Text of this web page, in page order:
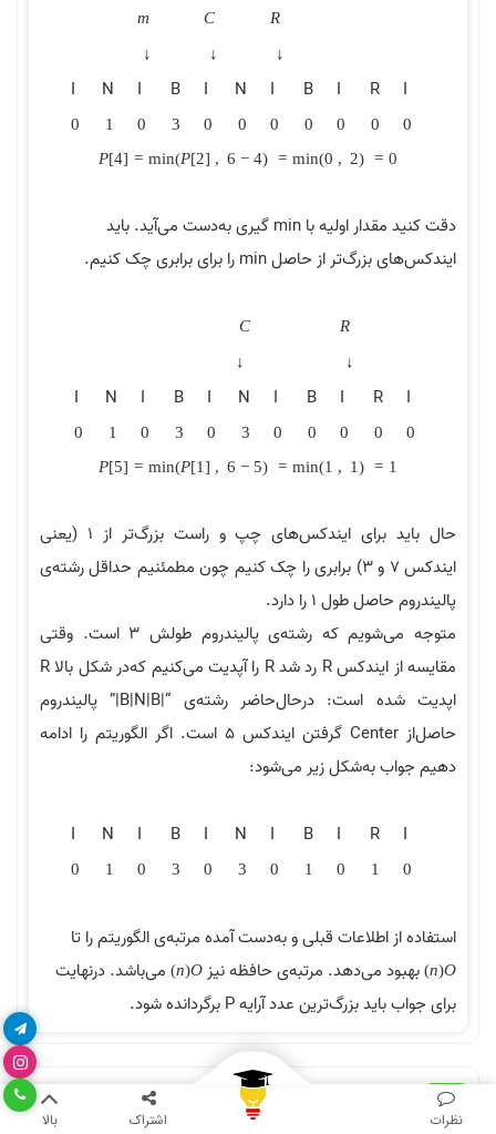
نظرات اشتراک بالا
R
C
m
↓
↓
↓
I
R
I
B
I
N
I
B
I
N
I
0
0
0
0
0
0
0
3
0
1
0
P[4] = min(P[2] , 6 − 4) = min(0 , 2) = 0
دقت کنید مقدار اولیه با min گیری به‌دست می‌آید. باید
ایندکس‌های بزرگ‌تر از حاصل min را برای برابری چک کنیم.
R
C
↓
↓
I
R
I
B
I
N
I
B
I
N
I
0
0
0
0
0
3
0
3
0
1
0
P[5] = min(P[1] , 6 − 5) = min(1 , 1) = 1
حال باید برای ایندکس‌های چپ و راست بزرگ‌تر از 1 (یعنی
ایندکس 7 و 3) برابری را چک کنیم چون مطمئنیم حداقل رشته‌ی
پالیندروم حاصل طول 1 را دارد.
متوجه می‌شویم که رشته‌ی پالیندروم طولش 3 است. وقتی
مقایسه از ایندکس R رد شد R را آپدیت می‌کنیم که‌در شکل بالا R
اپدیت شده است: درحال‌حاضر رشته‌ی “|B|N|B|” پالیندروم
حاصل‌از Center گرفتن ایندکس 5 است. اگر الگوریتم را ادامه
دهیم جواب به‌شکل زیر می‌شود:
I
R
I
B
I
N
I
B
I
N
I
0
1
0
1
0
3
0
3
0
1
0
استفاده از اطلاعات قبلی و به‌دست آمده مرتبه‌ی الگوریتم را تا
O
(
n
) بهبود می‌دهد. مرتبه‌ی حافظه نیز O
(
n
) می‌باشد. درنهایت
برای جواب باید بزرگ‌ترین عدد آرایه P برگردانده شود.
آسان رشته‌ای به طول
باشد. می‌خواهیم بزرگ‌ترین
زیررشته به‌شکل
را در این آرایه بیابیم که طول آن‌ را با (Longest